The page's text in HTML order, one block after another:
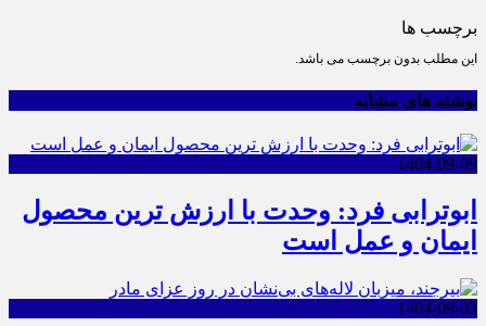
برچسب ها
این مطلب بدون برچسب می باشد.
نوشته های مشابه
1404-09-09
ابوترابی فرد: وحدت با ارزش ترین محصول
ایمان و عمل است
1404-09-03